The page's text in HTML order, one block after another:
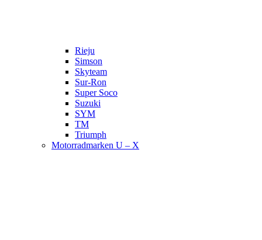
Rieju
Simson
Skyteam
Sur-Ron
Super Soco
Suzuki
SYM
TM
Triumph
Motorradmarken U – X